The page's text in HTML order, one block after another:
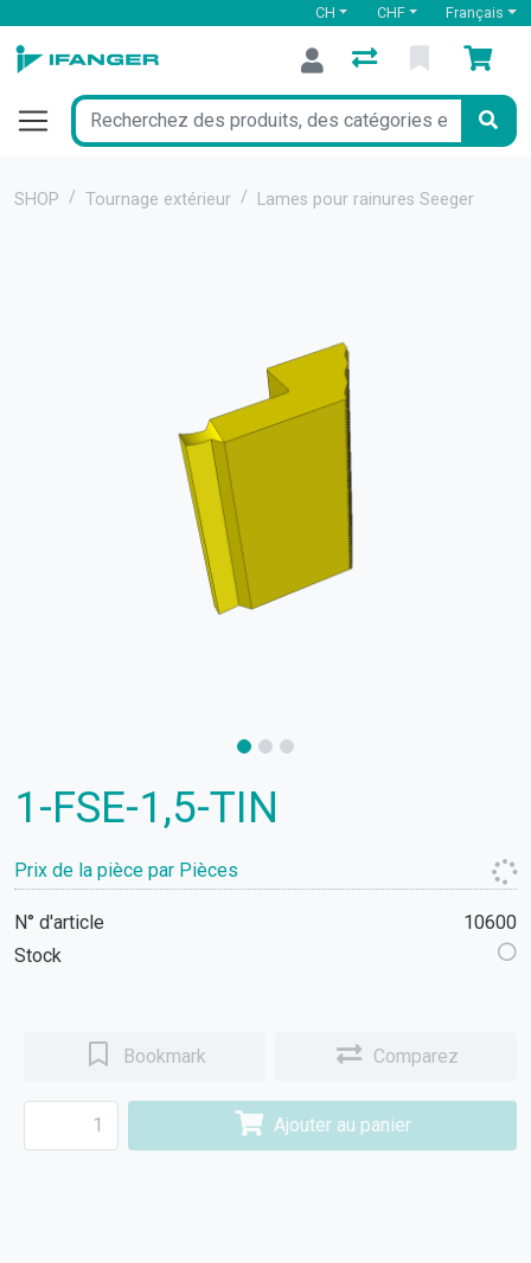
CH CHF Français
SHOP Tournage extérieur Lames pour rainures Seeger
1-FSE-1,5-TIN
Prix de la pièce par Pièces
N° d'article
10600
Stock
Bookmark Comparez
Ajouter au panier